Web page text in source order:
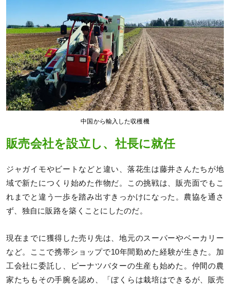
中国から輸入した収穫機
販売会社を設立し、社長に就任
ジャガイモやビートなどと違い、落花生は藤井さんたちが地
域で新たにつくり始めた作物だ。この挑戦は、販売面でもこ
れまでと違う一歩を踏み出すきっかけになった。農協を通さ
ず、独自に販路を築くことにしたのだ。
現在までに獲得した売り先は、地元のスーパーやベーカリー
など。ここで携帯ショップで10年間勤めた経験が生きた。加
工会社に委託し、ピーナツバターの生産も始めた。仲間の農
家たちもその手腕を認め、「ぼくらは栽培はできるが、販売